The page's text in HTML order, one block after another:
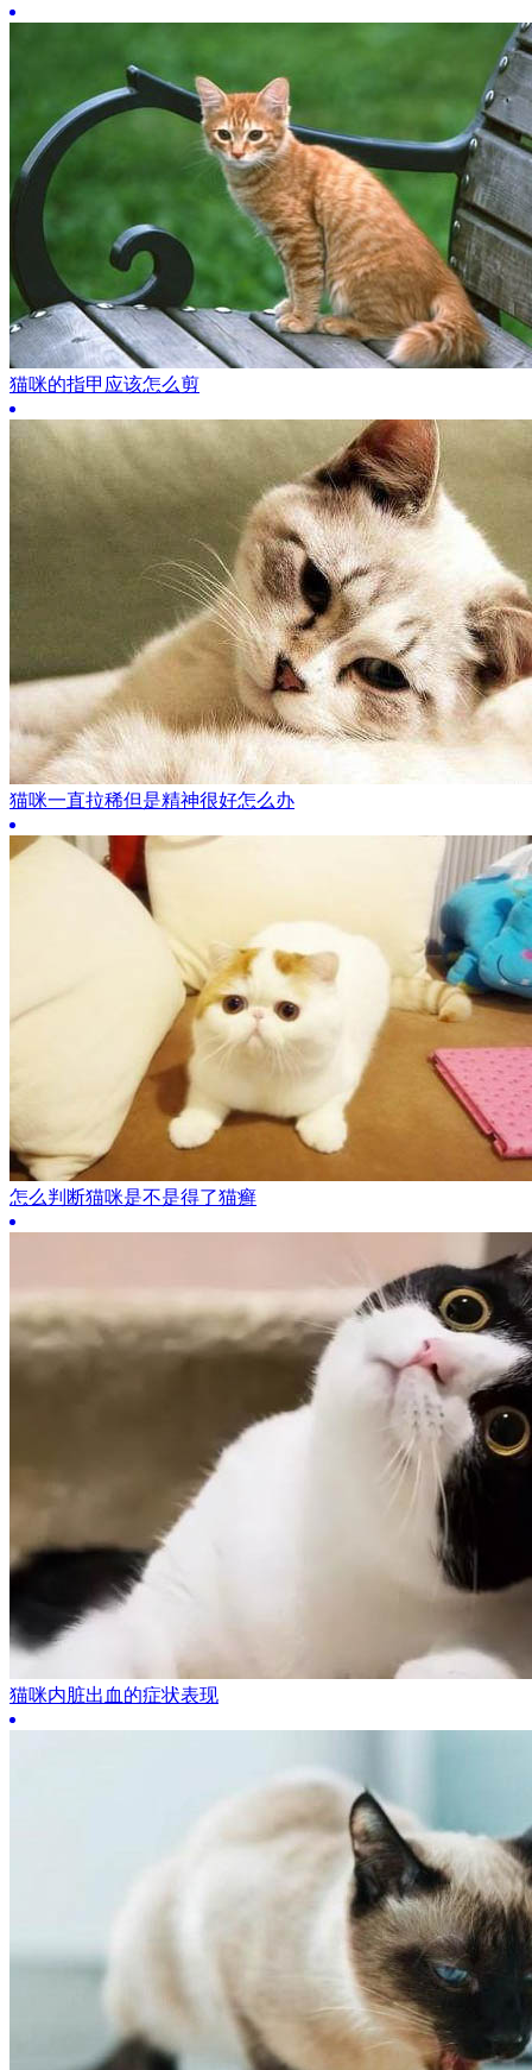
猫咪的指甲应该怎么剪
猫咪一直拉稀但是精神很好怎么办
怎么判断猫咪是不是得了猫癣
猫咪内脏出血的症状表现